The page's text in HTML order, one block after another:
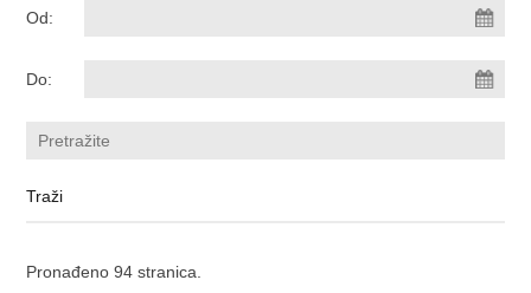
Od:
Do:
Pronađeno 94 stranica.